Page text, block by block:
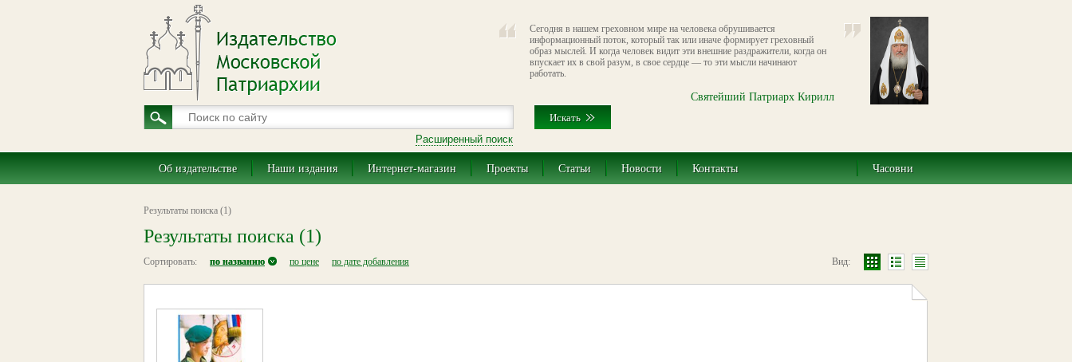
Сегодня в нашем греховном мире на человека обрушивается
информационный поток, который так или иначе формирует греховный
образ мыслей. И когда человек видит эти внешние раздражители, когда он
впускает их в свой разум, в свое сердце — то эти мысли начинают
работать.
Святейший Патриарх Кирилл
Расширенный поиск
Об издательстве Наши издания Интернет-магазин Проекты Статьи Новости Контакты Часовни
Результаты поиска (1)
Результаты поиска (1)
Сортировать: Вид:
по названию по цене по дате добавления